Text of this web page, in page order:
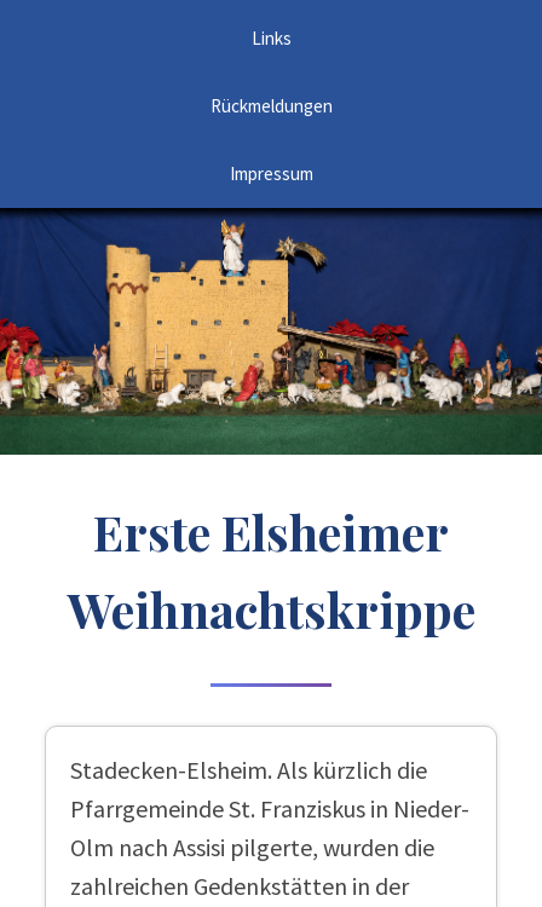
Links
Rückmeldungen
Impressum
Erste Elsheimer
Weihnachtskrippe
Stadecken-Elsheim. Als kürzlich die
Pfarrgemeinde St. Franziskus in Nieder-
Olm nach Assisi pilgerte, wurden die
zahlreichen Gedenkstätten in der